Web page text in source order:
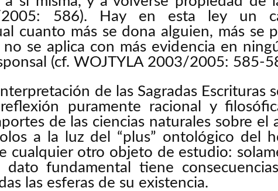
2005: 586). Hay en esta ley un
cuanto más se dona alguien, más se
no se aplica con más evidencia en
(cf. WOJTYLA 2003/2005: 585-
de las Sagradas Escrituras
puramente racional y
de las ciencias naturales sobre el
a la luz del “plus” ontológico del
cualquier otro objeto de estudio:
dato fundamental tiene
las esferas de su existencia.